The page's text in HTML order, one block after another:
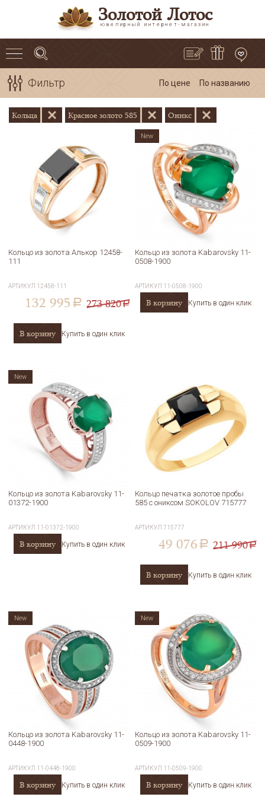
Золотой Лотос
ювелирный интернет-магазин
Фильтр По цене По названию
Кольца Красное золото 585 Оникс
Кольцо из золота Алькор 12458-
111
АРТИКУЛ 12458-111
132 995 a 273 820a
В корзину Купить в один клик
Кольцо из золота Kabarovsky 11-
0508-1900
АРТИКУЛ 11-0508-1900
В корзину Купить в один клик
New
Кольцо из золота Kabarovsky 11-
01372-1900
АРТИКУЛ 11-01372-1900
В корзину Купить в один клик
New
Кольцо печатка золотое пробы
585 с ониксом SOKOLOV 715777
АРТИКУЛ715777
49 076 a 211 990a
В корзину Купить в один клик
Кольцо из золота Kabarovsky 11-
0448-1900
АРТИКУЛ 11-0448-1900
В корзину Купить в один клик
New
Кольцо из золота Kabarovsky 11-
0509-1900
АРТИКУЛ 11-0509-1900
В корзину Купить в один клик
New